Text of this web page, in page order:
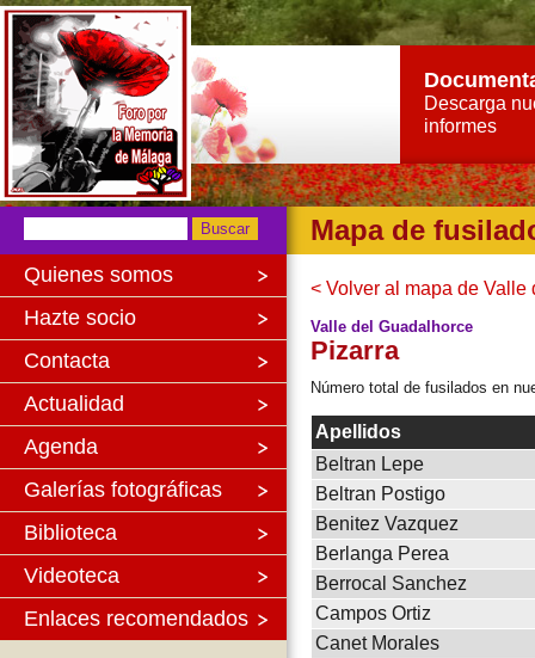
Descarga
informes
Quienes somos
Hazte socio
Contacta
Actualidad
Agenda
Galerías fotográficas
Biblioteca
Videoteca
Enlaces recomendados
Mapa de
< Volver al mapa de Valle
Valle del Guadalhorce
Pizarra
Número total de fusilados en
Apellidos
Beltran Lepe
Beltran Postigo
Benitez Vazquez
Berlanga Perea
Berrocal Sanchez
Campos Ortiz
Canet Morales